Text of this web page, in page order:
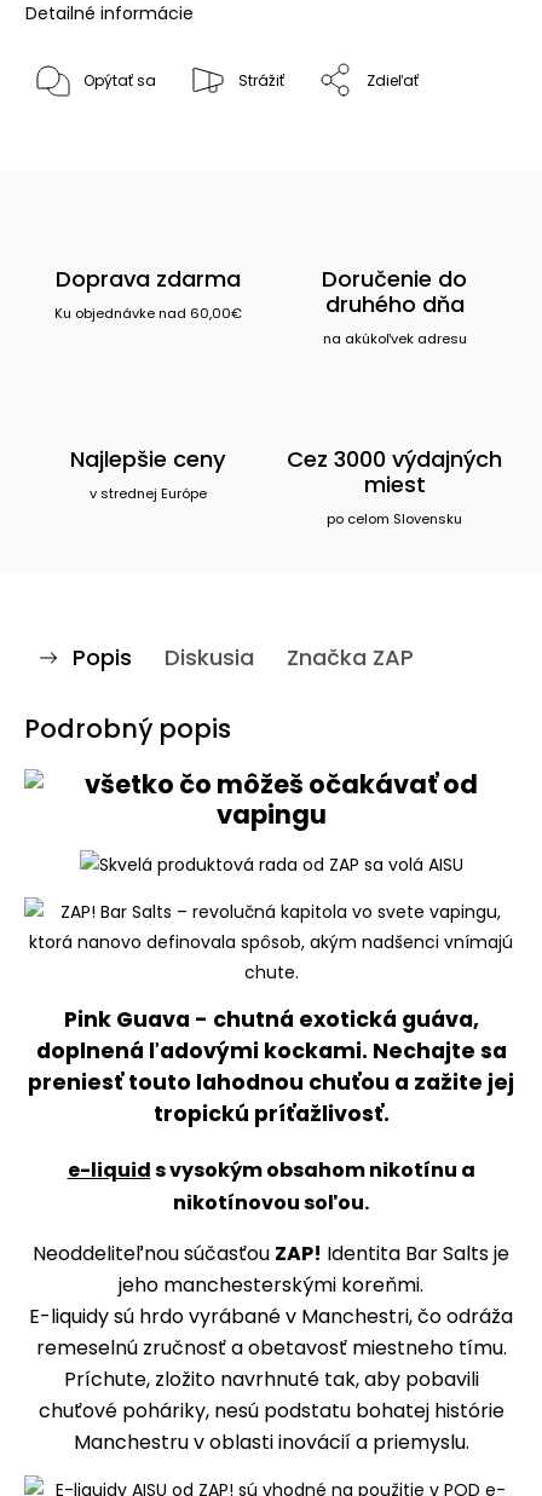
Detailné informácie
Opýtať sa Strážiť Zdieľať
Doprava zdarma
Ku objednávke nad 60,00€
Doručenie do
druhého dňa
na akúkoľvek adresu
Najlepšie ceny
v strednej Európe
Cez 3000 výdajných
miest
po celom Slovensku
Popis Diskusia Značka ZAP
Podrobný popis
Pink Guava - chutná exotická guáva,
doplnená ľadovými kockami. Nechajte sa
preniesť touto lahodnou chuťou a zažite jej
tropickú príťažlivosť.
e-liquids vysokým obsahom nikotínu a
nikotínovou soľou.
Neoddeliteľnou súčasťou ZAP! Identita Bar Salts je
jeho manchesterskými koreňmi.
E-liquidy sú hrdo vyrábané v Manchestri, čo odráža
remeselnú zručnosť a obetavosť miestneho tímu.
Príchute, zložito navrhnuté tak, aby pobavili
chuťové poháriky, nesú podstatu bohatej histórie
Manchestru v oblasti inovácií a priemyslu.